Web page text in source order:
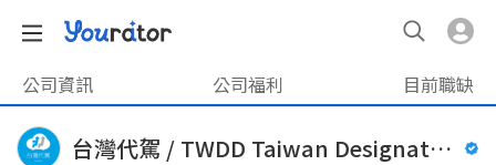
公司資訊 公司福利 目前職缺
台灣代駕 / TWDD Taiwan Designated Driver